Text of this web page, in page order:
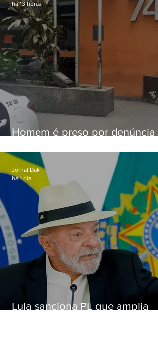
Homem é preso por denúncia
Alcântara
há 13 horas
Lula sanciona PL que amplia
Jornal Daki
há 1 dia